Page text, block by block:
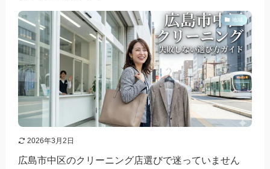
地域
2026年3月2日
広島市中区のクリーニング店選びで迷っていません